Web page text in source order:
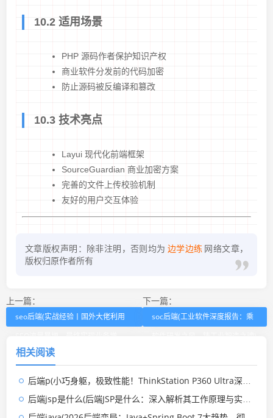
10.2 适用场景
PHP 源码作者保护知识产权
商业软件分发前的代码加密
防止源码被反编译和篡改
10.3 技术亮点
Layui 现代化前端框架
SourceGuardian 商业加密方案
完善的文件上传校验机制
友好的用户交互体验
文章版权声明：除非注明，否则均为 边学边练 网络文章，
版权归原作者所有
上一篇：
seo后端(实战经验丨国外大佬利用
长！)
下一篇：
soc后端(工业软件深度报告：乘
相关阅读
后端p(小巧身躯，极致性能！ThinkStation P360 Ultra深度评测)
后端jsp是什么(后端JSP是什么：深入解析其工作原理与实战应用)